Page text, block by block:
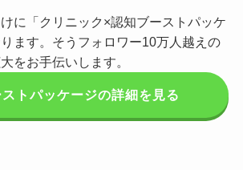
に「クリニック×認知ブーストパッケ
ます。そうフォロワー10万人越えの
をお手伝いします。
トパッケージの詳細を見る